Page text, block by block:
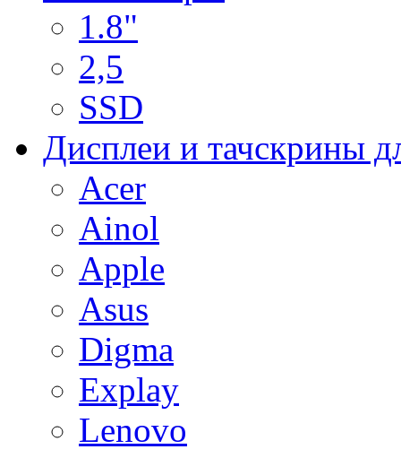
1.8"
2,5
SSD
Дисплеи и тачскрины
Acer
Ainol
Apple
Asus
Digma
Explay
Lenovo